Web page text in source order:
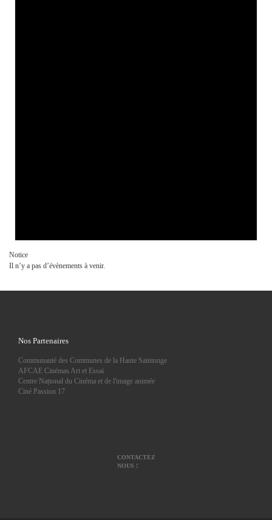
Notice
Il n’y a pas d’évènements à venir.
Nos Partenaires
Communauté des Communes de la Haute Saintonge
AFCAE Cinémas Art et Essai
Centre Național du Cinéma et de l'image animée
Ciné Passion 17
CONTACTEZ
NOUS !